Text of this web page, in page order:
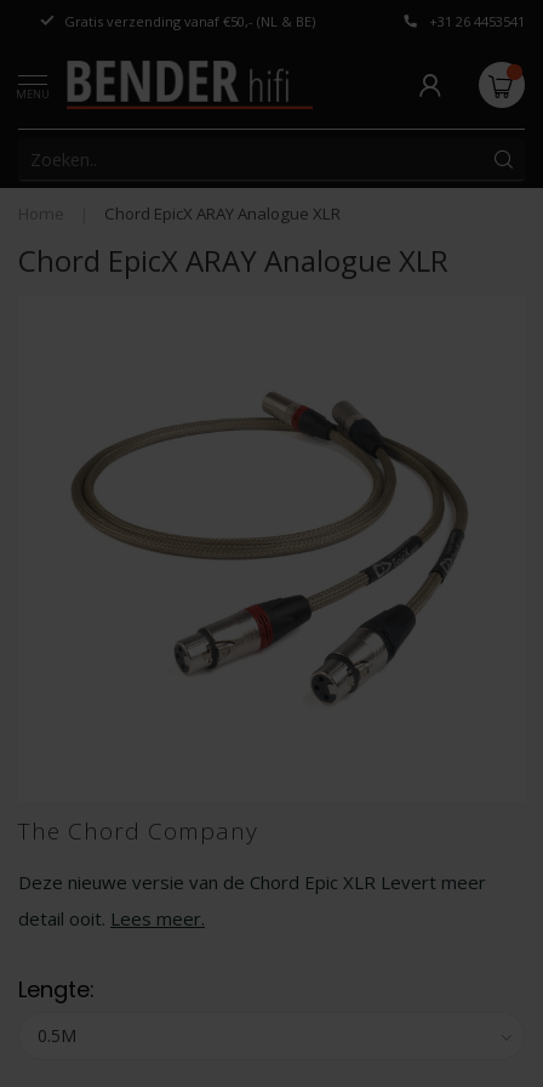
Gratis verzending vanaf €50,- (NL & BE) Persoonlijk
+31 26 4453541
MENU
Home Chord EpicX ARAY Analogue XLR
Chord EpicX ARAY Analogue XLR
The Chord Company
Deze nieuwe versie van de Chord Epic XLR Levert meer
detail ooit. Lees meer.
Lengte: